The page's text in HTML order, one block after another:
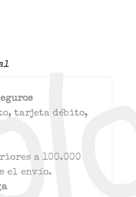
tarjeta débito,
a 100.000
el envío.